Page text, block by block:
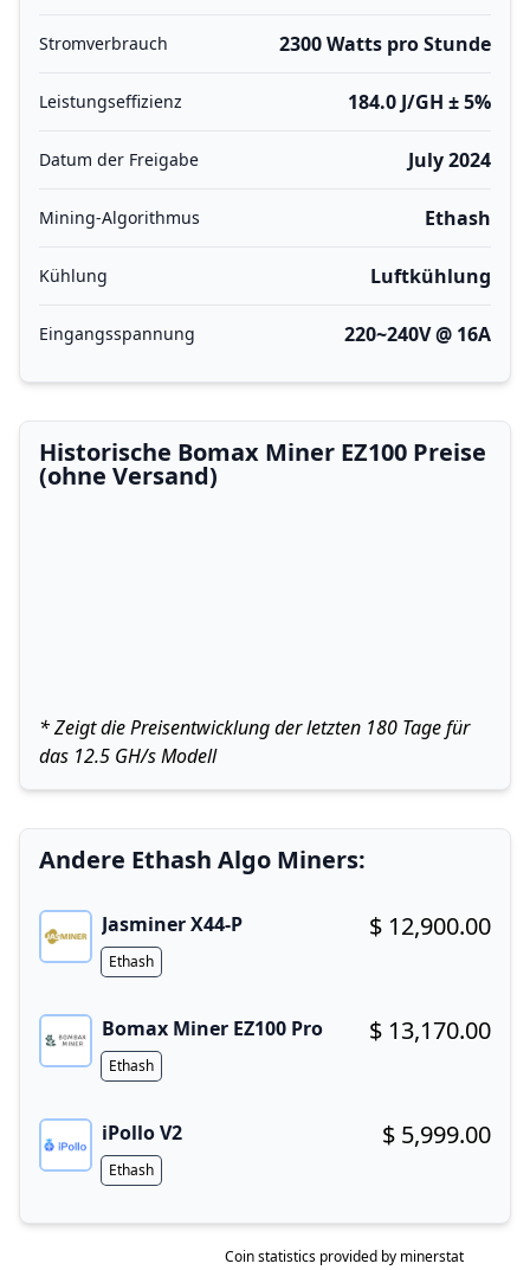
Stromverbrauch 2300 Watts pro Stunde
Leistungseffizienz 184.0 J/GH ± 5%
Datum der Freigabe July 2024
Mining-Algorithmus Ethash
Kühlung Luftkühlung
Eingangsspannung 220~240V @ 16A
Historische Bomax Miner EZ100 Preise
(ohne Versand)
* Zeigt die Preisentwicklung der letzten 180 Tage für
das 12.5 GH/s Modell
Andere Ethash Algo Miners:
Jasminer X44-P
Buy now!
$ 12,900.00
Algorithm
Ethash
Bomax Miner EZ100 Pro
Buy now!
$ 13,170.00
Algorithm
Ethash
iPollo V2
Buy now!
$ 5,999.00
Algorithm
Ethash
Coin statistics provided by minerstat